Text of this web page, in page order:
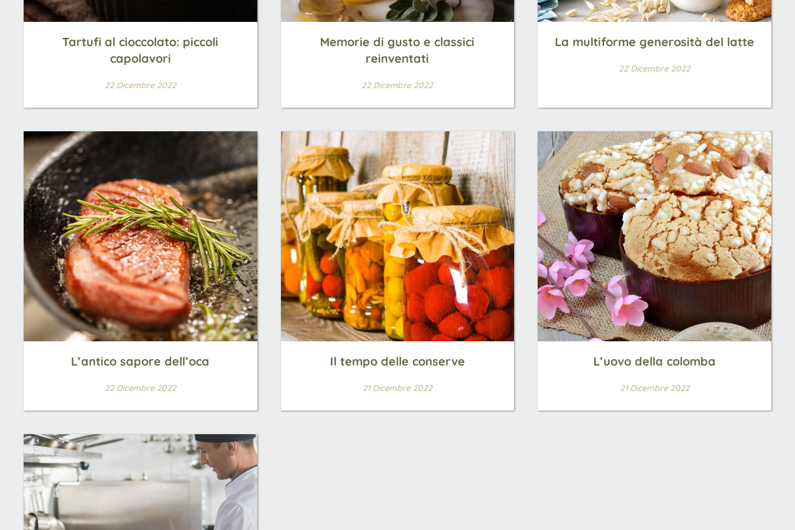
Tartufi al cioccolato: piccoli
capolavori
22 Dicembre 2022
Memorie di gusto e classici
reinventati
22 Dicembre 2022
La multiforme generosità del latte
22 Dicembre 2022
L’antico sapore dell’oca
22 Dicembre 2022
Il tempo delle conserve
21 Dicembre 2022
L’uovo della colomba
21 Dicembre 2022